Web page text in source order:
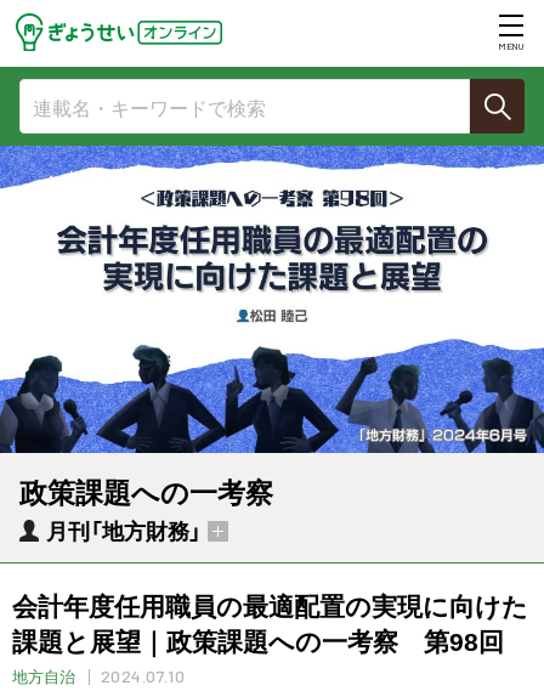
MENU
政策課題への一考察
月刊「地方財務」
会計年度任用職員の最適配置の実現に向けた
課題と展望｜政策課題への一考察 第98回
地方自治
2024.07.10